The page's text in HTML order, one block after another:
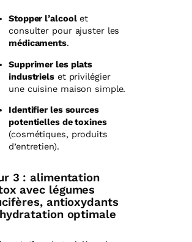
Stopper l’alcoolet
consulter pour ajuster les
médicaments.
Supprimer les plats
industrielset privilégier
une cuisine maison simple.
Identifier les sources
potentielles de toxines
(cosmétiques, produits
d’entretien).
3 : alimentation
avec légumes
antioxydants
optimale